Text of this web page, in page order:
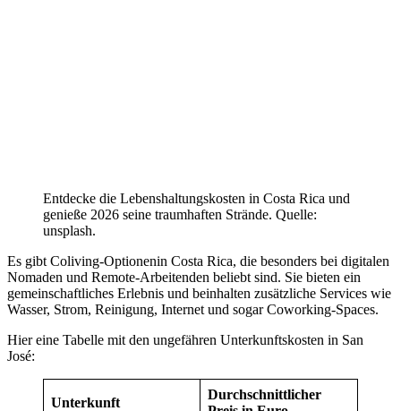
Entdecke die Lebenshaltungskosten in Costa Rica und
genieße 2026 seine traumhaften Strände. Quelle:
unsplash.
Es gibt Coliving-Optionenin Costa Rica, die besonders bei digitalen
Nomaden und Remote-Arbeitenden beliebt sind. Sie bieten ein
gemeinschaftliches Erlebnis und beinhalten zusätzliche Services wie
Wasser, Strom, Reinigung, Internet und sogar Coworking-Spaces.
Hier eine Tabelle mit den ungefähren Unterkunftskosten in San
José:
Unterkunft
Durchschnittlicher